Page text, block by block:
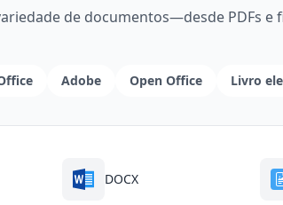
de documentos—desde PDFs
Adobe Open Office Livro
DOCX